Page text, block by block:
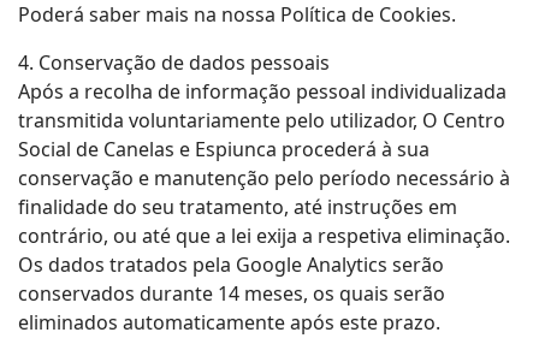
Poderá saber mais na nossa Política de Cookies.
4. Conservação de dados pessoais
Após a recolha de informação pessoal individualizada
transmitida voluntariamente pelo utilizador, O Centro
Social de Canelas e Espiunca procederá à sua
conservação e manutenção pelo período necessário à
finalidade do seu tratamento, até instruções em
contrário, ou até que a lei exija a respetiva eliminação.
Os dados tratados pela Google Analytics serão
conservados durante 14 meses, os quais serão
eliminados automaticamente após este prazo.